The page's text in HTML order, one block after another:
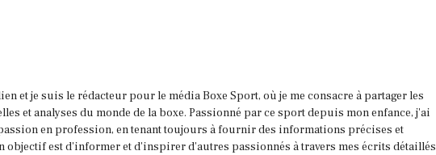
et je suis le rédacteur pour le média Boxe Sport, où je me consacre à partager les
et analyses du monde de la boxe. Passionné par ce sport depuis mon enfance, j'ai
en profession, en tenant toujours à fournir des informations précises et
objectif est d'informer et d'inspirer d'autres passionnés à travers mes écrits détaillés